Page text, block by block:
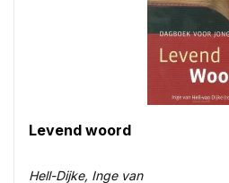
Levend woord
Hell-Dijke, Inge van